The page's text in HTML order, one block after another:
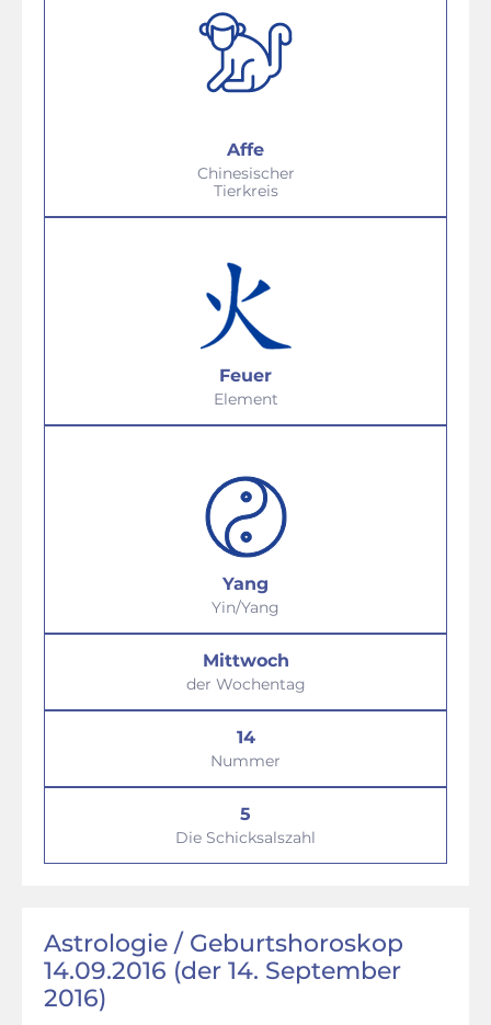
Affe
Chinesischer
Tierkreis
Feuer
Element
Yang
Yin/Yang
Mittwoch
der Wochentag
14
Nummer
5
Die Schicksalszahl
Astrologie / Geburtshoroskop
14.09.2016 (der 14. September
2016)